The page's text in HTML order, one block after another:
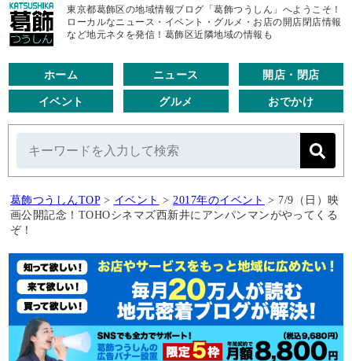
東京都葛飾区の地域情報ブログ「葛飾つうしん」へようこそ！
ローカルなニュース・イベント・グルメ・お店の開店閉店情報
など地元ネタを発信！葛飾区近隣地域の情報も
ホーム ニュース 開店・閉店
イベント グルメ おでかけ
葛飾つうしんTOP > イベント > 2017年のイベント > 7/9（日）映
画公開記念！TOHOシネマズ西新井にアンパンマンがやってくる
ぞ！